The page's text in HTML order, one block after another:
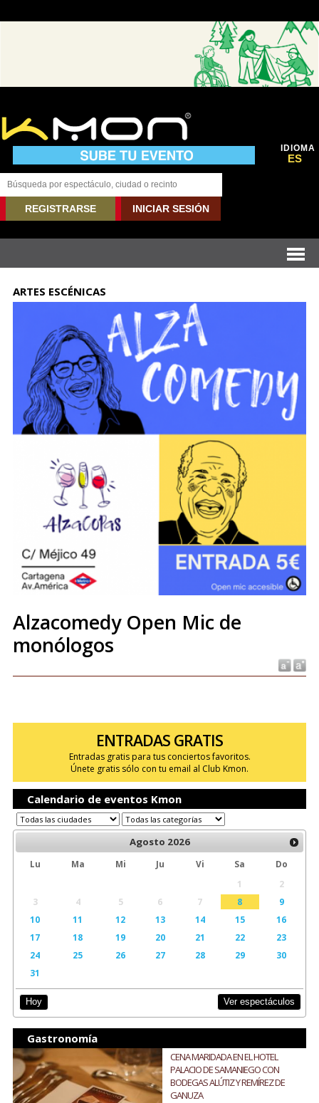
IDIOMA
ES
REGISTRARSE INICIAR SESIÓN
ARTES ESCÉNICAS
Alzacomedy Open Mic de
monólogos
ENTRADAS GRATIS
Entradas gratis para tus conciertos favoritos.
Únete gratis sólo con tu email al Club Kmon.
Calendario de eventos Kmon
Agosto 2026
Lu Ma Mi Ju Vi Sa
Do
1
2
3
4 5 6 7 8
9
10
11 12 13 14 15
16
17
18 19 20 21 22
23
24
25 26 27 28 29
30
31
Hoy Ver espectáculos
Gastronomía
CENA MARIDADA EN EL HOTEL
PALACIO DE SAMANIEGO CON
BODEGAS ALÚTIZ Y REMÍREZ DE
GANUZA